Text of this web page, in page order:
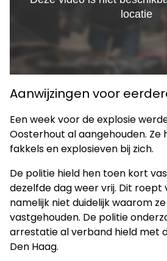
Aanwijzingen voor
Een week voor de explosie
Oosterhout al aangehouden. Ze
fakkels en explosieven bij zich.
De politie hield hen toen kort
dezelfde dag weer vrij. Dit roept
namelijk niet duidelijk waarom
vastgehouden. De politie
arrestatie al verband hield met
Den Haag.